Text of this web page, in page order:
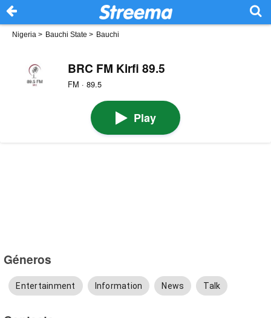
Nigeria > Bauchi State > Bauchi
BRC FM Kirfi 89.5
FM · 89.5
Play
Géneros
Entertainment Information News Talk